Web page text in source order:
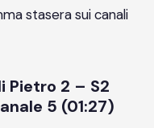
stasera sui canali
Pietro 2 – S2
5 (01:27)